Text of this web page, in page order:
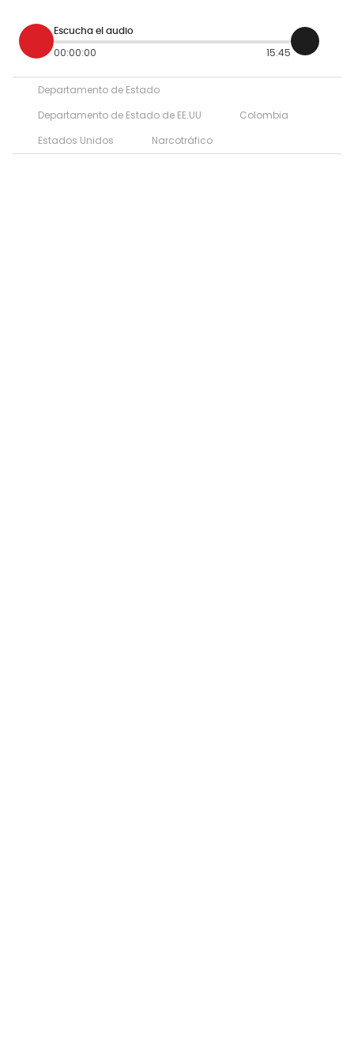
Escucha el audio
00:00:00 15:45
Departamento de Estado
Departamento de Estado de EE.UU
Colombia
Estados Unidos
Narcotráfico